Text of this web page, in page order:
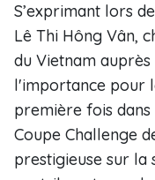
S’exprimant lors
Lê Thi Hông Vân,
du Vietnam auprès
l'importance pour
première fois
Coupe Challenge
prestigieuse sur la